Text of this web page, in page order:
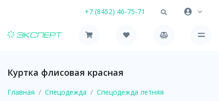
+7 (8452) 46-75-71
Куртка флисовая красная
Главная Спецодежда Спецодежда летняя